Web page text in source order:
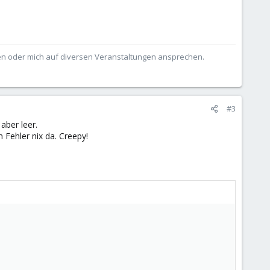
oder mich auf diversen Veranstaltungen ansprechen.
#3
leer.
nix da. Creepy!